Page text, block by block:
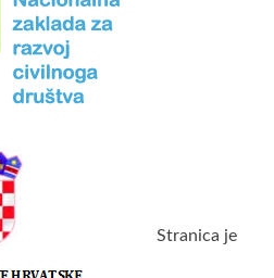
Stranica je